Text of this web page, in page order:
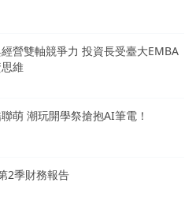
營雙軸競爭力 投資長受臺大EMBA
維
萌 潮玩開學祭搶抱AI筆電！
2季財務報告